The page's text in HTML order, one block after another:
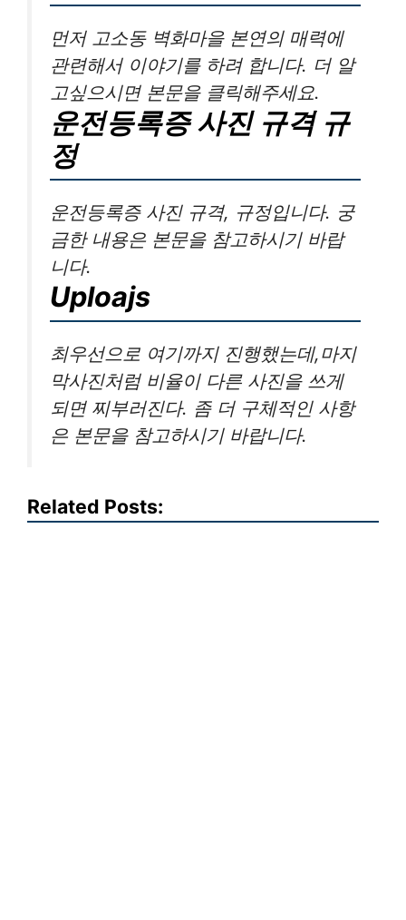
먼저 고소동 벽화마을 본연의 매력에
관련해서 이야기를 하려 합니다. 더 알
고싶으시면 본문을 클릭해주세요.
운전등록증 사진 규격 규
정
운전등록증 사진 규격, 규정입니다. 궁
금한 내용은 본문을 참고하시기 바랍
니다.
Uploajs
최우선으로 여기까지 진행했는데,마지
막사진처럼 비율이 다른 사진을 쓰게
되면 찌부러진다. 좀 더 구체적인 사항
은 본문을 참고하시기 바랍니다.
Related Posts: